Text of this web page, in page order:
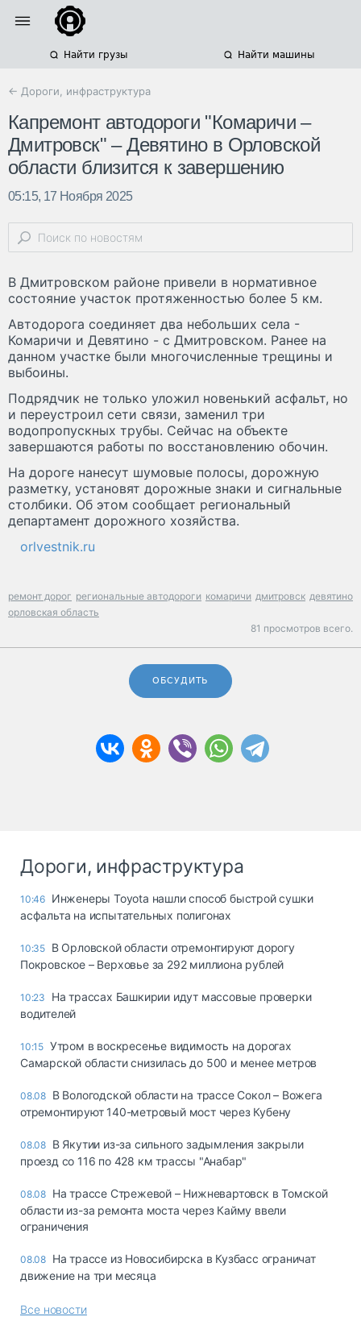
Найти грузы Найти машины
← Дороги, инфраструктура
Капремонт автодороги "Комаричи –
Дмитровск" – Девятино в Орловской
области близится к завершению
05:15, 17 Ноября 2025
В Дмитровском районе привели в нормативное
состояние участок протяженностью более 5 км.
Автодорога соединяет два небольших села -
Комаричи и Девятино - с Дмитровском. Ранее на
данном участке были многочисленные трещины и
выбоины.
Подрядчик не только уложил новенький асфальт, но
и переустроил сети связи, заменил три
водопропускных трубы. Сейчас на объекте
завершаются работы по восстановлению обочин.
На дороге нанесут шумовые полосы, дорожную
разметку, установят дорожные знаки и сигнальные
столбики. Об этом сообщает региональный
департамент дорожного хозяйства.
orlvestnik.ru
ремонт дорог региональные автодороги комаричи дмитровск девятино
орловская область
81 просмотров всего.
ОБСУДИТЬ
Дороги, инфраструктура
10:46 Инженеры Toyota нашли способ быстрой сушки
асфальта на испытательных полигонах
10:35 В Орловской области отремонтируют дорогу
Покровское – Верховье за 292 миллиона рублей
10:23
На трассах Башкирии идут массовые проверки
водителей
10:15 Утром в воскресенье видимость на дорогах
Самарской области снизилась до 500 и менее метров
08.08 В Вологодской области на трассе Сокол – Вожега
отремонтируют 140-метровый мост через Кубену
08.08 В Якутии из-за сильного задымления закрыли
проезд со 116 по 428 км трассы "Анабар"
08.08 На трассе Стрежевой – Нижневартовск в Томской
области из-за ремонта моста через Кайму ввели
ограничения
08.08 На трассе из Новосибирска в Кузбасс ограничат
движение на три месяца
Все новости